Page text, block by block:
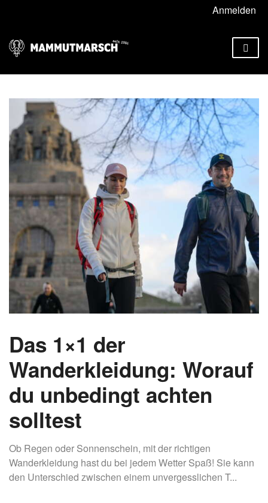
Anmelden
Das 1×1 der
Wanderkleidung: Worauf
du unbedingt achten
solltest
Ob Regen oder Sonnenschein, mit der richtigen
Wanderkleidung hast du bei jedem Wetter Spaß! Sie kann
den Unterschied zwischen einem unvergesslichen T...